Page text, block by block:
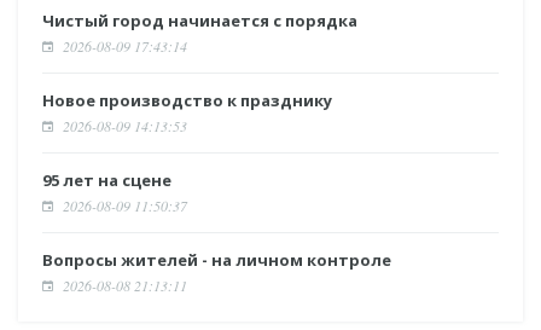
Чистый город начинается с порядка
2026-08-09 17:43:14
Новое производство к празднику
2026-08-09 14:13:53
95 лет на сцене
2026-08-09 11:50:37
Вопросы жителей - на личном контроле
2026-08-08 21:13:11